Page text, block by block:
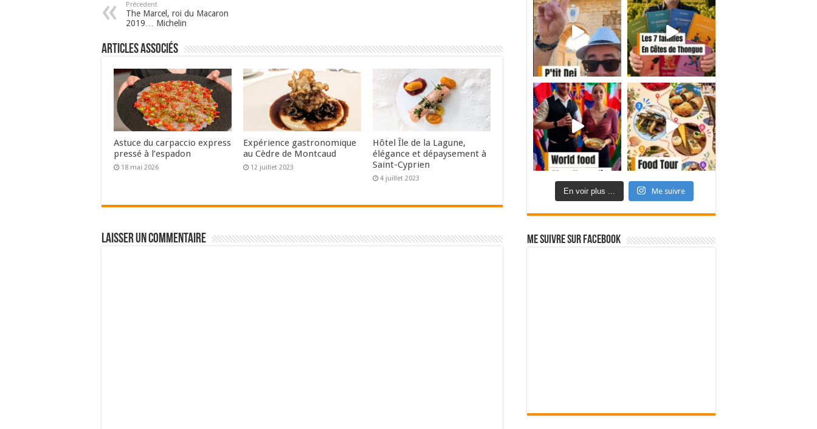
Précedent
The Marcel, roi du Macaron
2019… Michelin
Articles associés
Astuce du carpaccio express
pressé à l’espadon
18 mai 2026
Expérience gastronomique
au Cèdre de Montcaud
12 juillet 2023
Hôtel Île de la Lagune,
élégance et dépaysement à
Saint-Cyprien
4 juillet 2023
Laisser un commentaire
En voir plus ... Me suivre
Me suivre sur Facebook